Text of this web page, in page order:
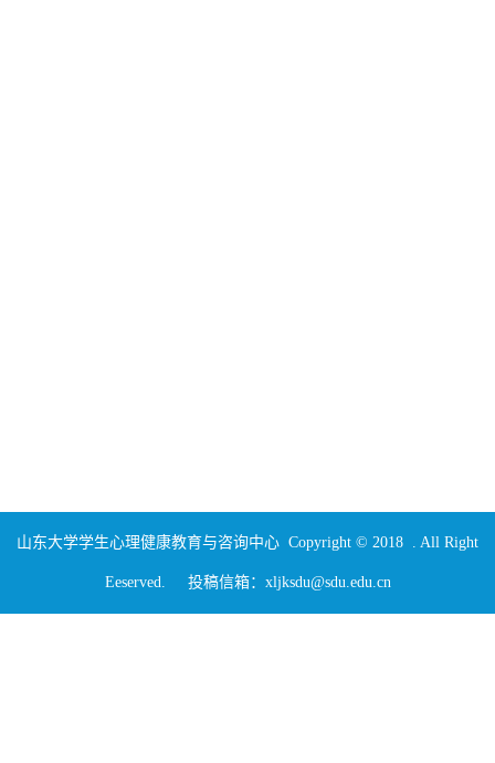
山东大学学生心理健康教育与咨询中心 Copyright © 2018 . All Right
Eeserved. 投稿信箱：xljksdu@sdu.edu.cn